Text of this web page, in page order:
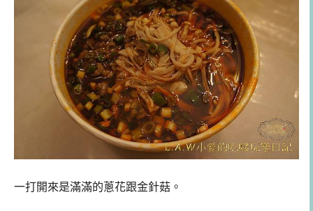
一打開來是滿滿的蔥花跟金針菇。